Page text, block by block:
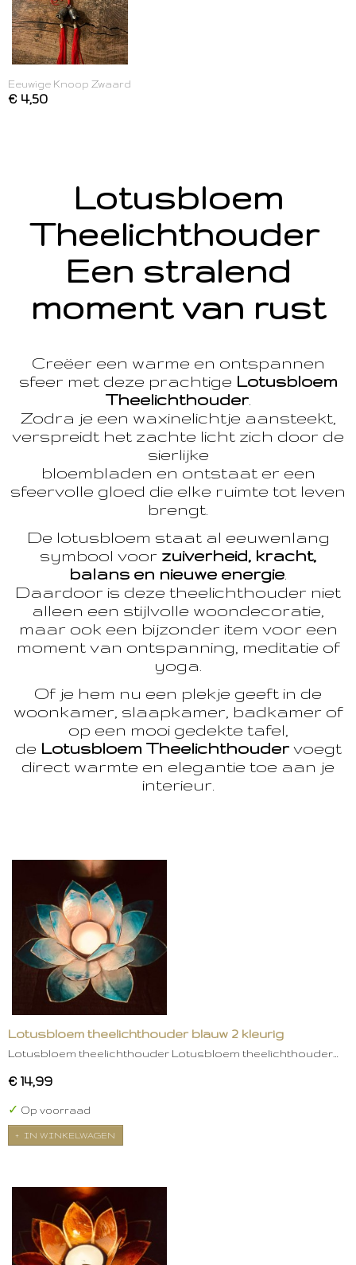
Eeuwige Knoop Zwaard
€ 4,50
Lotusbloem
Theelichthouder
Een stralend
moment van rust
Creëer een warme en ontspannen
sfeer met deze prachtige Lotusbloem
Theelichthouder.
Zodra je een waxinelichtje aansteekt,
verspreidt het zachte licht zich door de
sierlijke
bloembladen en ontstaat er een
sfeervolle gloed die elke ruimte tot leven
brengt.
De lotusbloem staat al eeuwenlang
symbool voor zuiverheid, kracht,
balans en nieuwe energie
Daardoor is deze theelichthouder niet
alleen een stijlvolle woondecoratie,
maar ook een bijzonder item voor een
moment van ontspanning, meditatie of
yoga.
Of je hem nu een plekje geeft in de
woonkamer, slaapkamer, badkamer of
op een mooi gedekte tafel,
de Lotusbloem Theelichthoudervoegt
direct warmte en elegantie toe aan je
interieur.
Lotusbloem theelichthouder blauw 2 kleurig
Lotusbloem theelichthouder Lotusbloem theelichthouder…
€ 14,99
✓ Op voorraad
IN WINKELWAGEN